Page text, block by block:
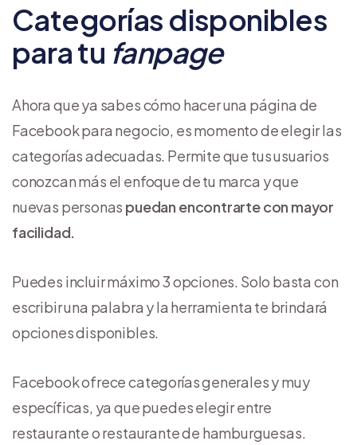
Categorías disponibles
para tu fanpage
Ahora que ya sabes cómo hacer una página de
Facebook para negocio, es momento de elegir las
categorías adecuadas. Permite que tus usuarios
conozcan más el enfoque de tu marca y que
nuevas personas puedan encontrarte con mayor
facilidad.
Puedes incluir máximo 3 opciones. Solo basta con
escribir una palabra y la herramienta te brindará
opciones disponibles.
Facebook ofrece categorías generales y muy
específicas, ya que puedes elegir entre
restaurante o restaurante de hamburguesas.